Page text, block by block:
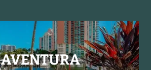
AVENTURA